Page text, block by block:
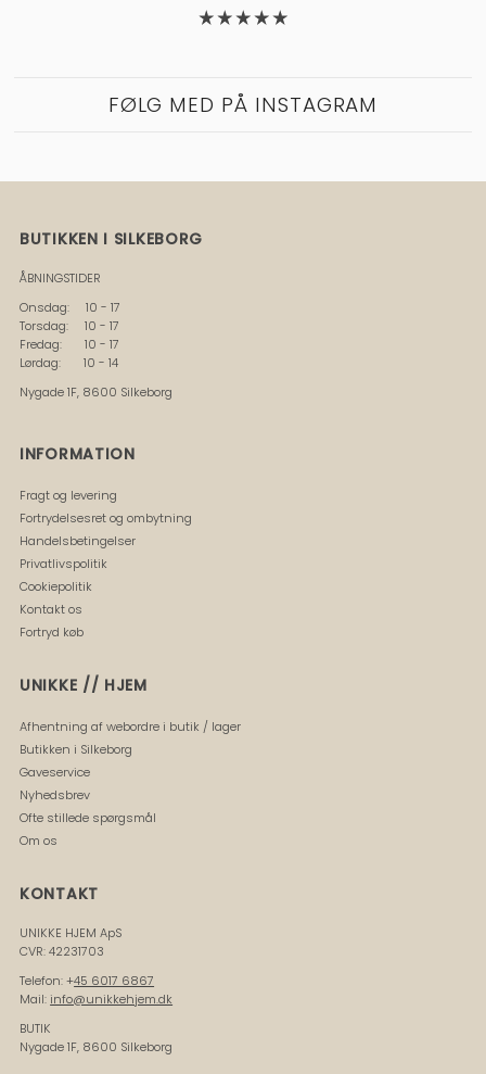
FØLG MED PÅ INSTAGRAM
BUTIKKEN I SILKEBORG
ÅBNINGSTIDER
Onsdag: 10 - 17
Torsdag: 10 - 17
Fredag: 10 - 17
Lørdag: 10 - 14
Nygade 1F, 8600 Silkeborg
INFORMATION
Fragt og levering
Fortrydelsesret og ombytning
Handelsbetingelser
Privatlivspolitik
Cookiepolitik
Kontakt os
Fortryd køb
UNIKKE // HJEM
Afhentning af webordre i butik / lager
Butikken i Silkeborg
Gaveservice
Nyhedsbrev
Ofte stillede spørgsmål
Om os
KONTAKT
UNIKKE HJEM ApS
CVR: 42231703
Telefon: +45 6017 6867
Mail: info@unikkehjem.dk
BUTIK
Nygade 1F, 8600 Silkeborg